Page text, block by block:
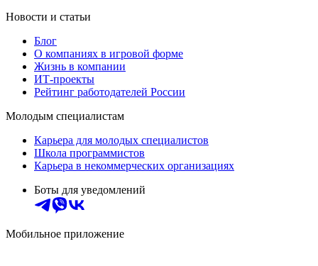
Новости и статьи
Блог
О компаниях в игровой форме
Жизнь в компании
ИТ-проекты
Рейтинг работодателей России
Молодым специалистам
Карьера для молодых специалистов
Школа программистов
Карьера в некоммерческих организациях
Боты для уведомлений
Мобильное приложение